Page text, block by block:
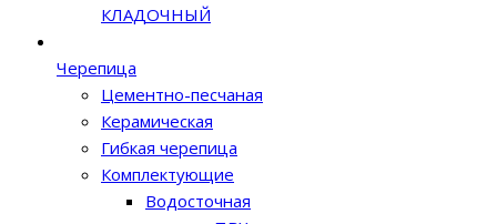
КЛАДОЧНЫЙ
Черепица
Цементно-песчаная
Керамическая
Гибкая черепица
Комплектующие
Водосточная